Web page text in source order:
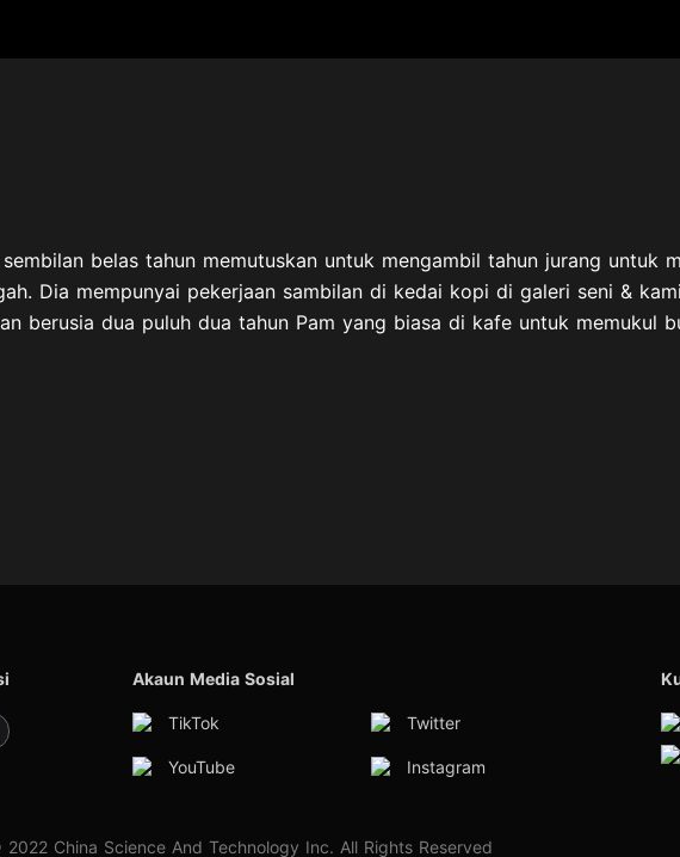
belas tahun memutuskan untuk mengambil tahun jurang untuk
Dia mempunyai pekerjaan sambilan di kedai kopi di galeri seni &
berusia dua puluh dua tahun Pam yang biasa di kafe untuk memukul
Akaun Media Sosial
TikTok Twitter
YouTube Instagram
China Science And Technology Inc. All Rights Reserved